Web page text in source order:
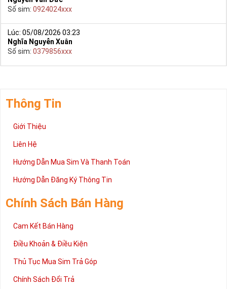
Số sim: 0924024xxx
Lúc: 05/08/2026 03:23
Nghĩa Nguyễn Xuân
Số sim: 0379856xxx
Thông Tin
Giới Thiệu
Liên Hệ
Hướng Dẫn Mua Sim Và Thanh Toán
Hướng Dẫn Đăng Ký Thông Tin
Chính Sách Bán Hàng
Cam Kết Bán Hàng
Điều Khoản & Điều Kiện
Thủ Tục Mua Sim Trả Góp
Chính Sách Đổi Trả